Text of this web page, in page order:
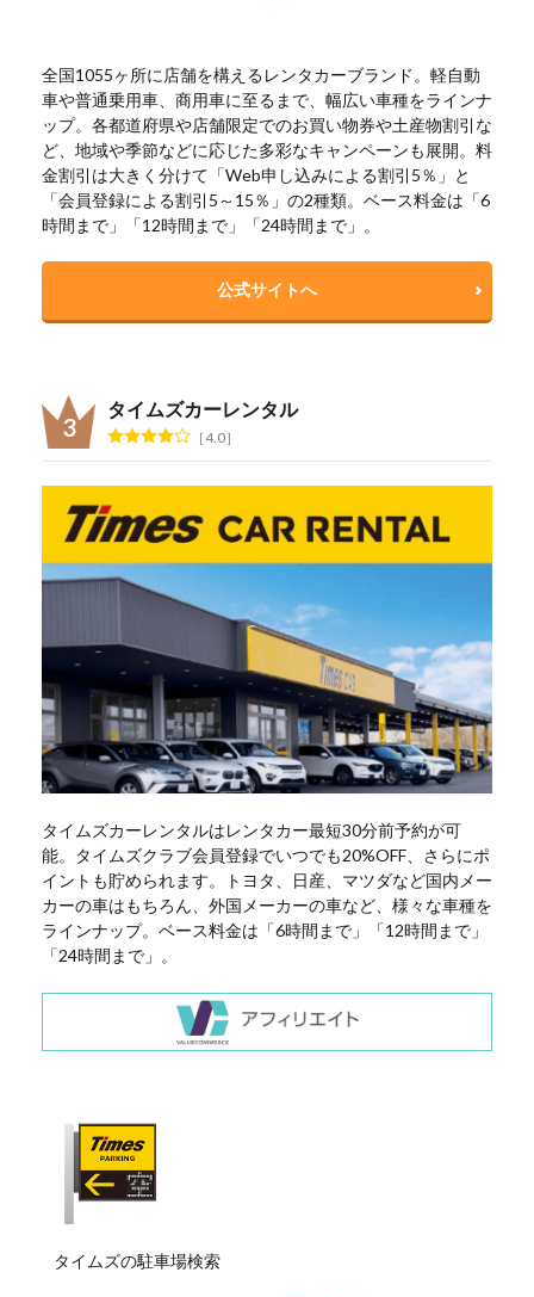
全国1055ヶ所に店舗を構えるレンタカーブランド。軽自動
車や普通乗用車、商用車に至るまで、幅広い車種をラインナ
ップ。各都道府県や店舗限定でのお買い物券や土産物割引な
ど、地域や季節などに応じた多彩なキャンペーンも展開。料
金割引は大きく分けて「Web申し込みによる割引5％」と
「会員登録による割引5～15％」の2種類。ベース料金は「6
時間まで」「12時間まで」「24時間まで」。
公式サイトへ
タイムズカーレンタル
4.0
タイムズカーレンタルはレンタカー最短30分前予約が可
能。タイムズクラブ会員登録でいつでも20%OFF、さらにポ
イントも貯められます。トヨタ、日産、マツダなど国内メー
カーの車はもちろん、外国メーカーの車など、様々な車種を
ラインナップ。ベース料金は「6時間まで」「12時間まで」
「24時間まで」。
タイムズの駐車場検索